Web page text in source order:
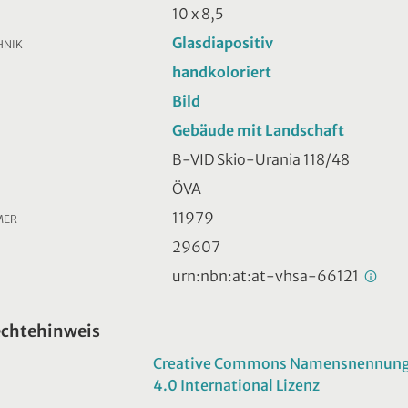
10 x 8,5
Glasdiapositiv
handkoloriert
Bild
Gebäude mit Landschaft
B-VID Skio-Urania 118/48
ÖVA
11979
29607
urn:nbn:at:at-vhsa-66121
Creative Commons
4.0 International Lizenz